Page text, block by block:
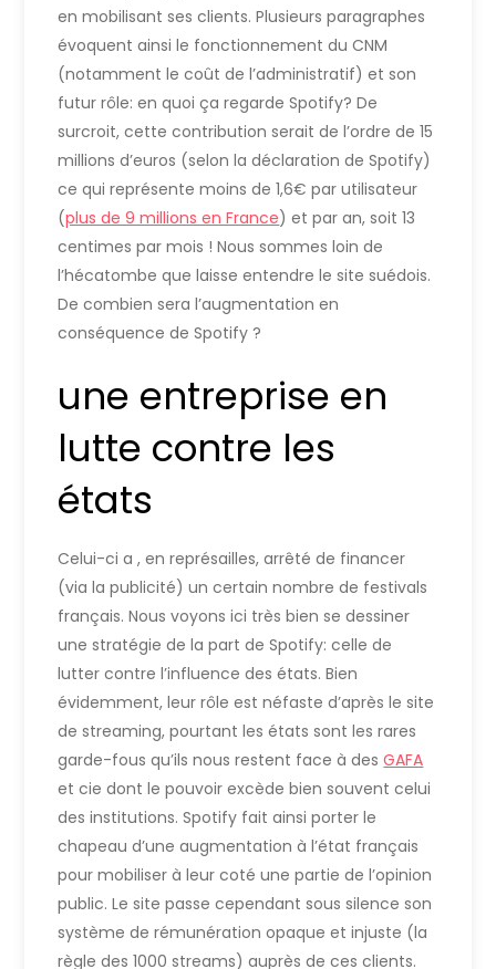
en mobilisant ses clients. Plusieurs paragraphes
évoquent ainsi le fonctionnement du CNM
(notamment le coût de l’administratif) et son
futur rôle: en quoi ça regarde Spotify? De
surcroit, cette contribution serait de l’ordre de 15
millions d’euros (selon la déclaration de Spotify)
ce qui représente moins de 1,6€ par utilisateur
(plus de 9 millions en France) et par an, soit 13
centimes par mois ! Nous sommes loin de
l’hécatombe que laisse entendre le site suédois.
De combien sera l’augmentation en
conséquence de Spotify ?
une entreprise en
lutte contre les
états
Celui-ci a , en représailles, arrêté de financer
(via la publicité) un certain nombre de festivals
français. Nous voyons ici très bien se dessiner
une stratégie de la part de Spotify: celle de
lutter contre l’influence des états. Bien
évidemment, leur rôle est néfaste d’après le site
de streaming, pourtant les états sont les rares
garde-fous qu’ils nous restent face à desGAFA
et cie dont le pouvoir excède bien souvent celui
des institutions. Spotify fait ainsi porter le
chapeau d’une augmentation à l’état français
pour mobiliser à leur coté une partie de l’opinion
public. Le site passe cependant sous silence son
système de rémunération opaque et injuste (la
règle des 1000 streams) auprès de ces clients.